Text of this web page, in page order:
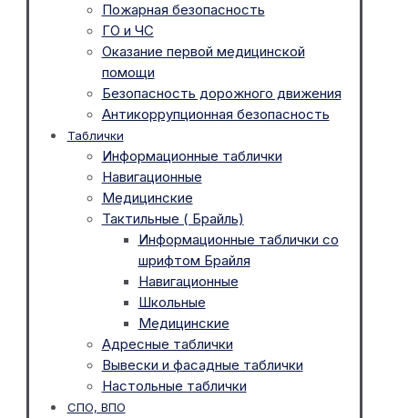
Пожарная безопасность
ГО и ЧС
Оказание первой медицинской
помощи
Безопасность дорожного движения
Антикоррупционная безопасность
Таблички
Информационные таблички
Навигационные
Медицинские
Тактильные ( Брайль)
Информационные таблички со
шрифтом Брайля
Навигационные
Школьные
Медицинские
Адресные таблички
Вывески и фасадные таблички
Настольные таблички
СПО, ВПО